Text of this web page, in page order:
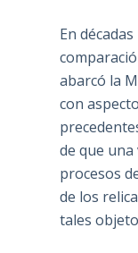
En
abarcó la
con
de que
procesos
de los
tales